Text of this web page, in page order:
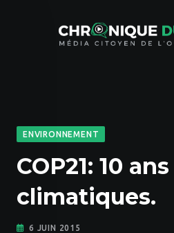
ENVIRONNEMENT
COP21: 10
climatiques.
6 JUIN 2015